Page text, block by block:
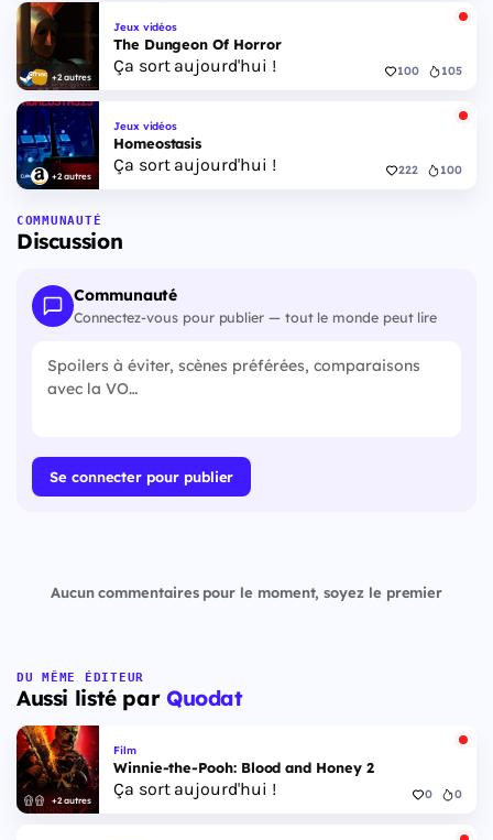
+2 autres
Jeux vidéos
The Dungeon Of Horror
Ça sort aujourd'hui ! 100 105
+2 autres
Jeux vidéos
Homeostasis
Ça sort aujourd'hui ! 222 100
COMMUNAUTÉ
Discussion
Communauté
Connectez-vous pour publier — tout le monde peut lire
Se connecter pour publier
Aucun commentaires pour le moment, soyez le premier
DU MÊME ÉDITEUR
Aussi listé par Quodat
+2 autres
Film
Winnie-the-Pooh: Blood and Honey 2
Ça sort aujourd'hui ! 0 0